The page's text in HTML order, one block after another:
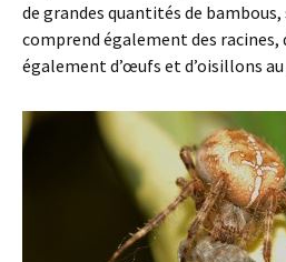
de grandes quantités de
comprend également des racines,
également d’œufs et d’oisillons